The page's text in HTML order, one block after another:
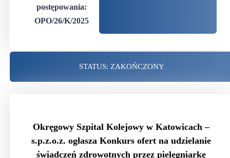
postępowania:
OPO/26/K/2025
STATUS: ZAKOŃCZONY
Okręgowy Szpital Kolejowy w Katowicach –
s.p.z.o.z.ogłasza Konkurs ofert naudzielanie
świadczeń zdrowotnych przez pielęgniarkę